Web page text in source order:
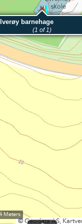
barnehage
(1 of 1)
Meters